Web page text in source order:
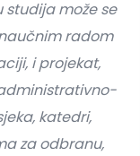
može se
radom
i projekat,
katedri,
za odbranu,